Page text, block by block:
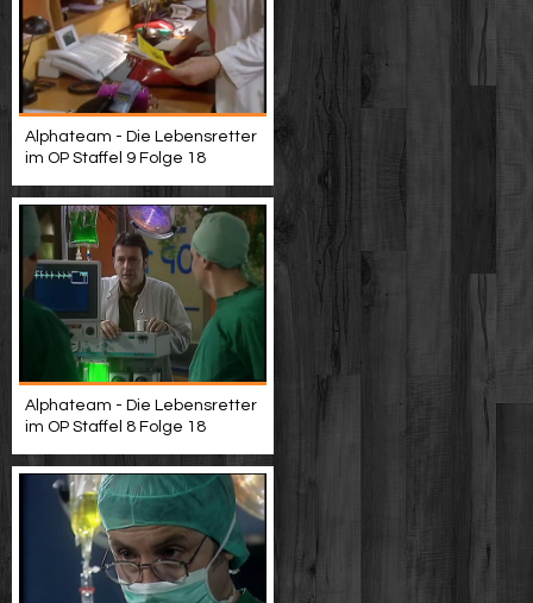
Alphateam - Die Lebensretter
im OP Staffel 9 Folge 18
Alphateam - Die Lebensretter
im OP Staffel 8 Folge 18